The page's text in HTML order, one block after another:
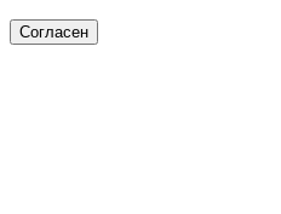
Согласен